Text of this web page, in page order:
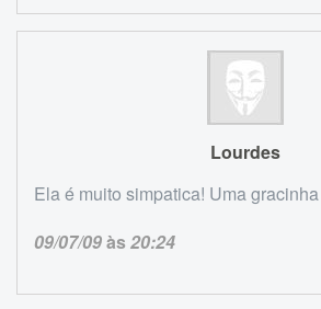
Lourdes
Ela é muito simpatica! Uma
09/07/09às20:24